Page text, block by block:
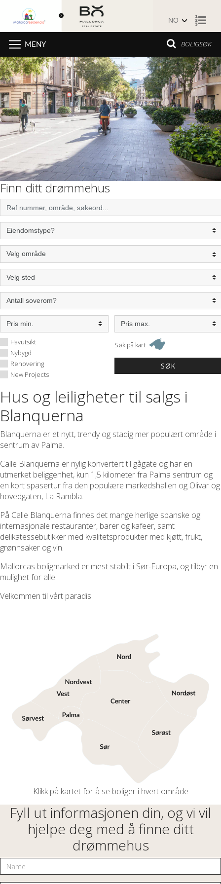
BOLIGSØK
MENY
Finn ditt drømmehus
Havutsikt
Nybygd
Renovering
New Projects
Søk på kart
Hus og leiligheter til salgs i
Blanquerna
Blanquerna er et nytt, trendy og stadig mer populært område i
sentrum av Palma.
Calle Blanquerna er nylig konvertert til gågate og har en
utmerket beliggenhet, kun 1,5 kilometer fra Palma sentrum og
en kort spasertur fra den populære markedshallen og Olivar og
hovedgaten, La Rambla.
På Calle Blanquerna finnes det mange herlige spanske og
internasjonale restauranter, barer og kafeer, samt
delikatessebutikker med kvalitetsprodukter med kjøtt, frukt,
grønnsaker og vin.
Mallorcas boligmarked er mest stabilt i Sør-Europa, og tilbyr en
mulighet for alle.
Velkommen til vårt paradis!
Klikk på kartet for å se boliger i hvert område
Fyll ut informasjonen din, og vi vil
hjelpe deg med å finne ditt
drømmehus
Name